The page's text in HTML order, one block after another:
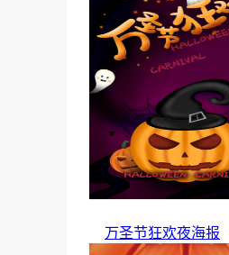
万圣节狂欢夜海报